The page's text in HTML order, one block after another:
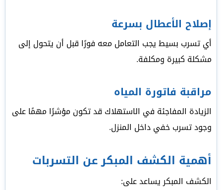
إصلاح الأعطال بسرعة
أي تسرب بسيط يجب التعامل معه فورًا قبل أن يتحول إلى
مشكلة كبيرة ومكلفة.
مراقبة فاتورة المياه
الزيادة المفاجئة في الاستهلاك قد تكون مؤشرًا مهمًا على
وجود تسرب خفي داخل المنزل.
أهمية الكشف المبكر عن التسربات
الكشف المبكر يساعد على: